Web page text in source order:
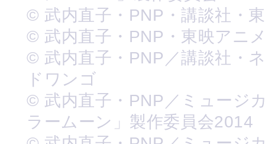
© 武内直子・PNP・講談社・
© 武内直子・PNP・東映アニ
© 武内直子・PNP／講談社・
ドワンゴ
© 武内直子・PNP／ミュージ
ラームーン」製作委員会2014